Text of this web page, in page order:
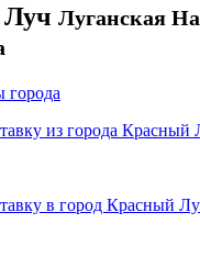
Луганская
города
из города Красный
в город Красный